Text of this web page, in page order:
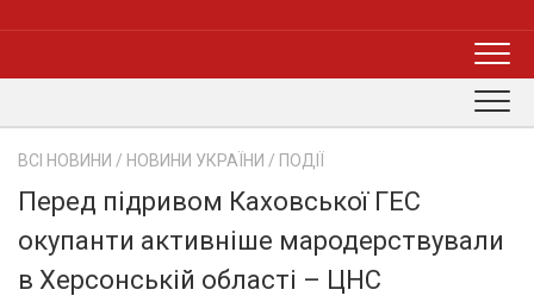
ВСІ НОВИНИ / НОВИНИ УКРАЇНИ / ПОДІЇ
Перед підривом Каховської ГЕС
окупанти активніше мародерствували
в Херсонській області – ЦНС